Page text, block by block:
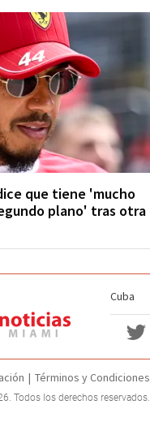
que tiene 'mucho
plano' tras otra
Cuba
Términos y Condiciones
Todos los derechos reservados.